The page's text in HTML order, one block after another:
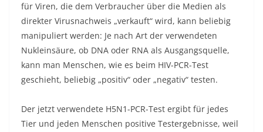
für Viren, die dem Verbraucher über die Medien als
direkter Virusnachweis „verkauft“ wird, kann beliebig
manipuliert werden: Je nach Art der verwendeten
Nukleinsäure, ob DNA oder RNA als Ausgangsquelle,
kann man Menschen, wie es beim HIV-PCR-Test
geschieht, beliebig „positiv“ oder „negativ“ testen.
Der jetzt verwendete H5N1-PCR-Test ergibt für jedes
Tier und jeden Menschen positive Testergebnisse, weil